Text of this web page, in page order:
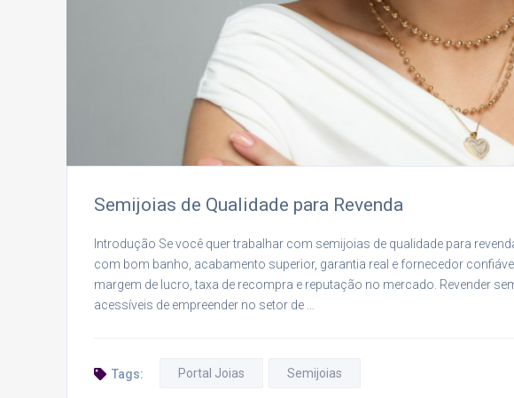
Semijoias de Qualidade para Revenda
Introdução Se você quer trabalhar com semijoias de qualidade para
com bom banho, acabamento superior, garantia real e fornecedor
margem de lucro, taxa de recompra e reputação no mercado. Revender
acessíveis de empreender no setor de …
Tags: Portal Joias Semijoias